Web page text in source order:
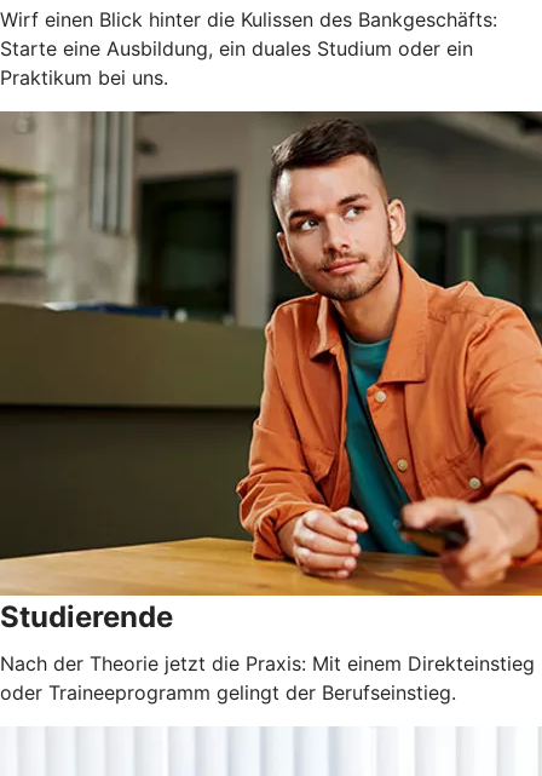
Wirf einen Blick hinter die Kulissen des Bankgeschäfts:
Starte eine Ausbildung, ein duales Studium oder ein
Praktikum bei uns.
Studierende
Nach der Theorie jetzt die Praxis: Mit einem Direkteinstieg
oder Traineeprogramm gelingt der Berufseinstieg.